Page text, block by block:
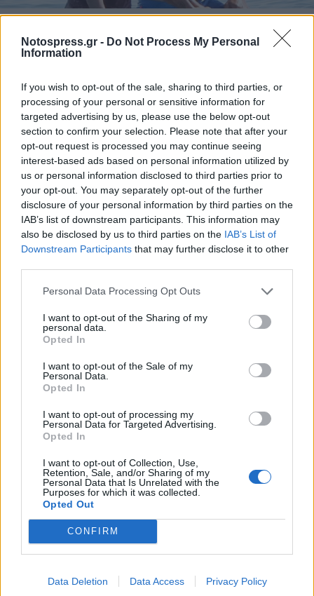
Notospress.gr - Do Not Process My Personal
Information
If you wish to opt-out of the sale, sharing to third parties, or
processing of your personal or sensitive information for
targeted advertising by us, please use the below opt-out
section to confirm your selection. Please note that after your
opt-out request is processed you may continue seeing
interest-based ads based on personal information utilized by
us or personal information disclosed to third parties prior to
your opt-out. You may separately opt-out of the further
disclosure of your personal information by third parties on the
IAB’s list of downstream participants. This information may
also be disclosed by us to third parties on the IAB’s List of
Downstream Participants that may further disclose it to other
Personal Data Processing Opt Outs
I want to opt-out of the Sharing of my
personal data.
Opted In
I want to opt-out of the Sale of my
Personal Data.
Opted In
I want to opt-out of processing my
Personal Data for Targeted Advertising.
Opted In
I want to opt-out of Collection, Use,
Retention, Sale, and/or Sharing of my
Personal Data that Is Unrelated with the
Purposes for which it was collected.
Opted Out
CONFIRM
Data Deletion Data Access Privacy Policy